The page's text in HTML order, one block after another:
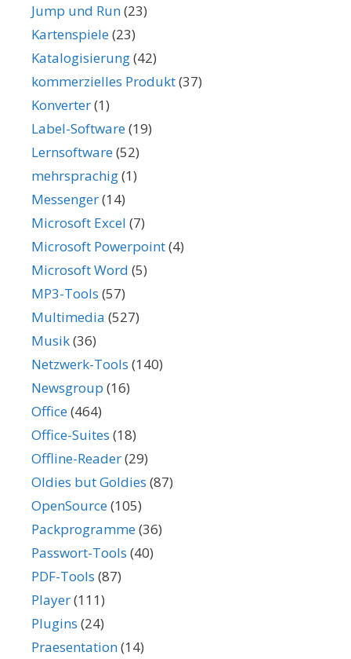
Jump und Run(23)
Kartenspiele(23)
Katalogisierung(42)
kommerzielles Produkt(37)
Konverter(1)
Label-Software(19)
Lernsoftware(52)
mehrsprachig(1)
Messenger(14)
Microsoft Excel (7)
Microsoft Powerpoint(4)
Microsoft Word (5)
MP3-Tools (57)
Multimedia (527)
Musik(36)
Netzwerk-Tools (140)
Newsgroup (16)
Office(464)
Office-Suites (18)
Offline-Reader(29)
Oldies but Goldies (87)
OpenSource(105)
Packprogramme(36)
Passwort-Tools (40)
PDF-Tools (87)
Player(111)
Plugins (24)
Praesentation(14)